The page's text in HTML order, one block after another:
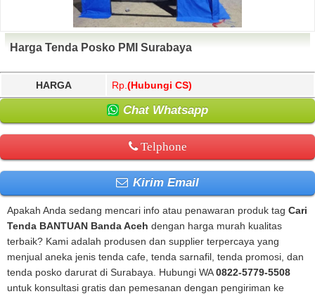
Harga Tenda Posko PMI Surabaya
HARGA Rp. (Hubungi CS)
Chat Whatsapp
Telphone
Kirim Email
Apakah Anda sedang mencari info atau penawaran produk tag Cari
Tenda BANTUAN Banda Aceh dengan harga murah kualitas
terbaik? Kami adalah produsen dan supplier terpercaya yang
menjual aneka jenis tenda cafe, tenda sarnafil, tenda promosi, dan
tenda posko darurat di Surabaya. Hubungi WA0822-5779-5508
untuk konsultasi gratis dan pemesanan dengan pengiriman ke